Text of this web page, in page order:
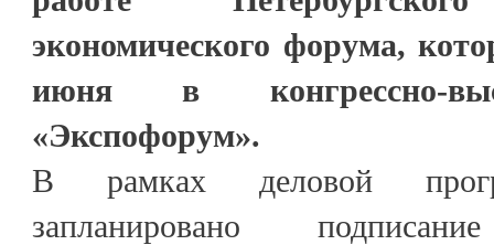
экономического форума,
июня в конгрессно-
«Экспофорум».
В рамках деловой
запланировано